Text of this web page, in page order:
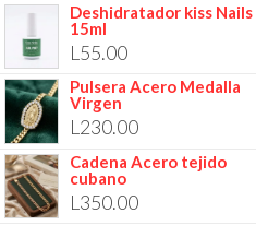
Deshidratador kiss Nails
15ml
L 55.00
Pulsera Acero Medalla
Virgen
L 230.00
Cadena Acero tejido
cubano
L 350.00